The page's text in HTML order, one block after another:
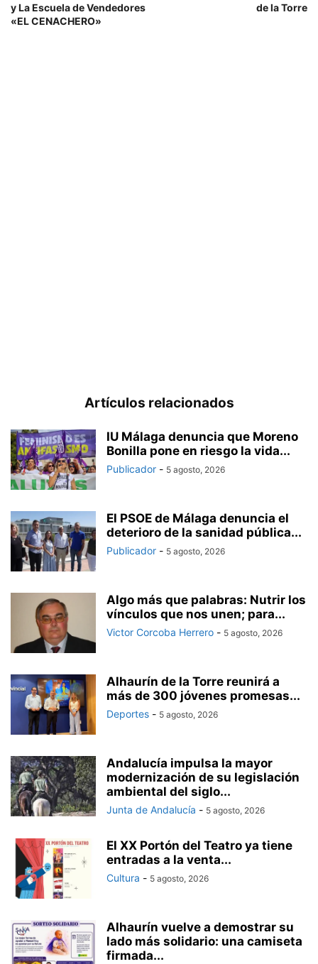
y La Escuela de Vendedores
«EL CENACHERO»
de la Torre
Artículos relacionados
IU Málaga denuncia que Moreno
Bonilla pone en riesgo la vida...
Publicador - 5 agosto, 2026
El PSOE de Málaga denuncia el
deterioro de la sanidad pública...
Publicador - 5 agosto, 2026
Algo más que palabras: Nutrir los
vínculos que nos unen; para...
Victor Corcoba Herrero - 5 agosto, 2026
Alhaurín de la Torre reunirá a
más de 300 jóvenes promesas...
Deportes - 5 agosto, 2026
Andalucía impulsa la mayor
modernización de su legislación
ambiental del siglo...
Junta de Andalucía - 5 agosto, 2026
El XX Portón del Teatro ya tiene
entradas a la venta...
Cultura - 5 agosto, 2026
Alhaurín vuelve a demostrar su
lado más solidario: una camiseta
firmada...